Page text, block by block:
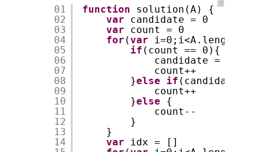
？
01
02
03
04
05
06
07
08
09
10
11
12
13
14
function
solution(A) {
var
candidate = 0
var
count = 0
for (var
if (count == 0){
candidate = A[i]
count++
}else if (candidate ==
count++
}else
{
count--
}
}
var
idx = []